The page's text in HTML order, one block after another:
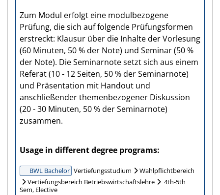
Zum Modul erfolgt eine modulbezogene
Prüfung, die sich auf folgende Prüfungsformen
erstreckt: Klausur über die Inhalte der Vorlesung
(60 Minuten, 50 % der Note) und Seminar (50 %
der Note). Die Seminarnote setzt sich aus einem
Referat (10 - 12 Seiten, 50 % der Seminarnote)
und Präsentation mit Handout und
anschließender themenbezogener Diskussion
(20 - 30 Minuten, 50 % der Seminarnote)
zusammen.
Usage in different degree programs
BWL Bachelor Vertiefungsstudium
Wahlpflichtbereich
Vertiefungsbereich Betriebswirtschaftslehre
4th-5th
Sem, Elective